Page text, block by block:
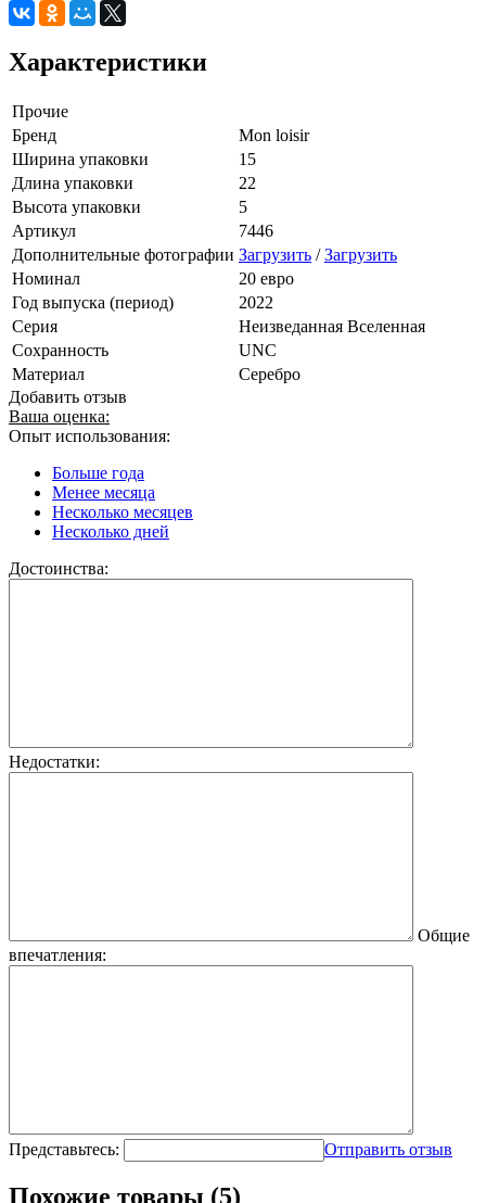
Характеристики
Прочие
Бренд
Mon loisir
Ширина упаковки
15
Длина упаковки
22
Высота упаковки
5
Артикул
7446
Дополнительные фотографии Загрузить /Загрузить
Номинал
20 евро
Год выпуска (период)
2022
Серия
Неизведанная Вселенная
Сохранность
UNC
Материал
Серебро
Добавить отзыв
Ваша оценка:
Опыт использования:
Больше года
Менее месяца
Несколько месяцев
Несколько дней
Достоинства:
Недостатки:
Общие
впечатления:
Представьтесь: Отправить отзыв
Похожие товары (5)